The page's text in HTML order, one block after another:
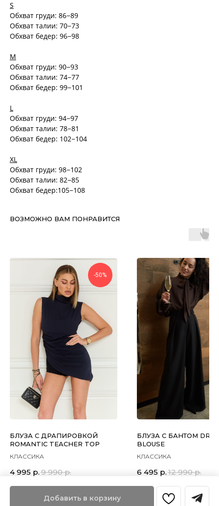
Добавить в корзину
S
Обхват груди: 86−89
Обхват талии: 70−73
Обхват бедер: 96−98
M
Обхват груди: 90−93
Обхват талии: 74−77
Обхват бедер: 99−101
L
Обхват груди: 94−97
Обхват талии: 78−81
Обхват бедер: 102−104
XL
Обхват груди: 98−102
Обхват талии: 82−85
Обхват бедер:105−108
ВОЗМОЖНО ВАМ ПОНРАВИТСЯ
-50%
БЛУЗА С ДРАПИРОВКОЙ
ROMANTIC TEACHER TOP
КЛАССИКА
4 995 р. 9 990 р.
БЛУЗА С БАНТОМ
BLOUSE
КЛАССИКА
6 495 р. 12 990 р.